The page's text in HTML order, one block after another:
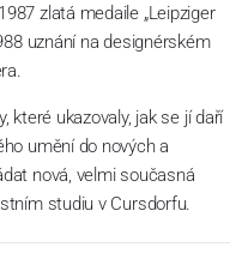
zlatá medaile „Leipziger
uznání na designérském
které ukazovaly, jak se jí daří
umění do nových a
nová, velmi současná
studiu v Cursdorfu.